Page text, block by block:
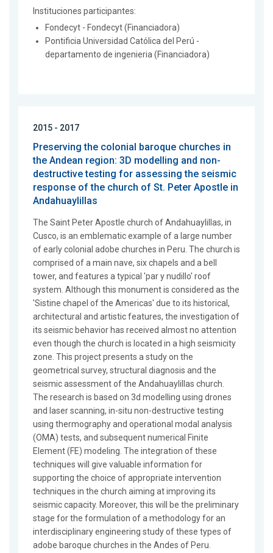
Instituciones participantes:
Fondecyt - Fondecyt (Financiadora)
Pontificia Universidad Católica del Perú -
departamento de ingenieria (Financiadora)
2015 - 2017
Preserving the colonial baroque churches in
the Andean region: 3D modelling and non-
destructive testing for assessing the seismic
response of the church of St. Peter Apostle in
Andahuaylillas
The Saint Peter Apostle church of Andahuaylillas, in
Cusco, is an emblematic example of a large number
of early colonial adobe churches in Peru. The church is
comprised of a main nave, six chapels and a bell
tower, and features a typical 'par y nudillo' roof
system. Although this monument is considered as the
'Sistine chapel of the Americas' due to its historical,
architectural and artistic features, the investigation of
its seismic behavior has received almost no attention
even though the church is located in a high seismicity
zone. This project presents a study on the
geometrical survey, structural diagnosis and the
seismic assessment of the Andahuaylillas church.
The research is based on 3d modelling using drones
and laser scanning, in-situ non-destructive testing
using thermography and operational modal analysis
(OMA) tests, and subsequent numerical Finite
Element (FE) modeling. The integration of these
techniques will give valuable information for
supporting the choice of appropriate intervention
techniques in the church aiming at improving its
seismic capacity. Moreover, this will be the preliminary
stage for the formulation of a methodology for an
interdisciplinary engineering study of these types of
adobe baroque churches in the Andes of Peru.